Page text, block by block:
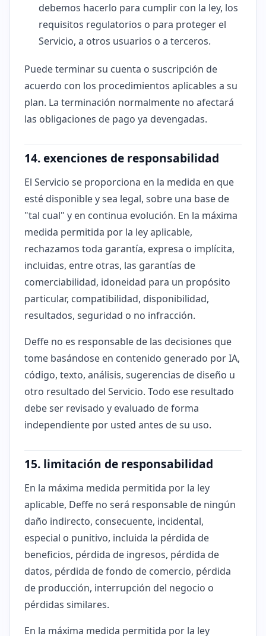
debemos hacerlo para cumplir con la ley, los
requisitos regulatorios o para proteger el
Servicio, a otros usuarios o a terceros.
Puede terminar su cuenta o suscripción de
acuerdo con los procedimientos aplicables a su
plan. La terminación normalmente no afectará
las obligaciones de pago ya devengadas.
14. exenciones de responsabilidad
El Servicio se proporciona en la medida en que
esté disponible y sea legal, sobre una base de
"tal cual" y en continua evolución. En la máxima
medida permitida por la ley aplicable,
rechazamos toda garantía, expresa o implícita,
incluidas, entre otras, las garantías de
comerciabilidad, idoneidad para un propósito
particular, compatibilidad, disponibilidad,
resultados, seguridad o no infracción.
Deffe no es responsable de las decisiones que
tome basándose en contenido generado por IA,
código, texto, análisis, sugerencias de diseño u
otro resultado del Servicio. Todo ese resultado
debe ser revisado y evaluado de forma
independiente por usted antes de su uso.
15. limitación de responsabilidad
En la máxima medida permitida por la ley
aplicable, Deffe no será responsable de ningún
daño indirecto, consecuente, incidental,
especial o punitivo, incluida la pérdida de
beneficios, pérdida de ingresos, pérdida de
datos, pérdida de fondo de comercio, pérdida
de producción, interrupción del negocio o
pérdidas similares.
En la máxima medida permitida por la ley